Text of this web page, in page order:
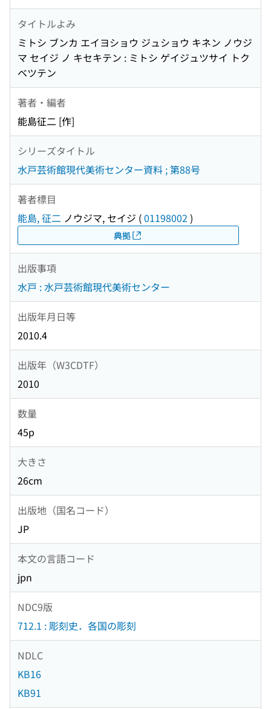
タイトルよみ
ミトシ ブンカ エイヨショウ ジュショウ キネン ノウジ
マ セイジ ノ キセキテン : ミトシ ゲイジュツサイ トク
ベツテン
著者・編者
能島征二 [作]
シリーズタイトル
水戸芸術館現代美術センター資料 ; 第88号
著者標目
能島, 征二 ノウジマ, セイジ (01198002 )
典拠
出版事項
水戸 : 水戸芸術館現代美術センター
出版年月日等
2010.4
出版年（W3CDTF）
2010
数量
45p
大きさ
26cm
出版地（国名コード）
JP
本文の言語コード
jpn
NDC9版
712.1 : 彫刻史．各国の彫刻
NDLC
KB16
KB91